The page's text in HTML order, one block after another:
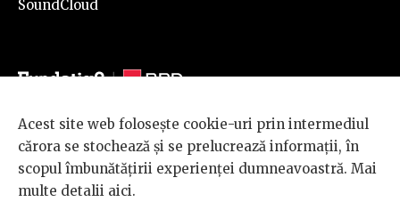
SoundCloud
© 2026 BRD Groupe Société Générale, toate drepturile rezervate.
Scena 9 este un proiect sustinut de
BRD GROUPE SOCIÉTÉ
GÉNÉRALE
Acest site web folosește cookie-uri prin intermediul
cărora se stochează și se prelucrează informații, în
scopul îmbunătățirii experienței dumneavoastră. Mai
multe detalii aici.